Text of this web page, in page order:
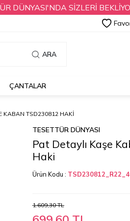
SİZLERİ BEKLİYOR...
ARA
ÇANTALAR
KABAN TSD230812 HAKI
TESETTÜR DÜNYASI
Pat Detaylı Kaşe
Haki
Ürün Kodu :
1.609,30TL